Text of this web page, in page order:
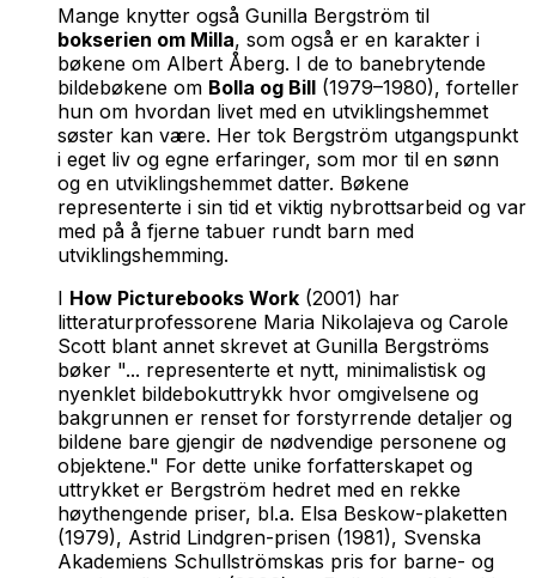
Mange knytter også Gunilla Bergström til
bokserien om Milla, som også er en karakter i
bøkene om Albert Åberg. I de to banebrytende
bildebøkene om Bolla og Bill (1979–1980), forteller
hun om hvordan livet med en utviklingshemmet
søster kan være. Her tok Bergström utgangspunkt
i eget liv og egne erfaringer, som mor til en sønn
og en utviklingshemmet datter. Bøkene
representerte i sin tid et viktig nybrottsarbeid og var
med på å fjerne tabuer rundt barn med
utviklingshemming.
I How Picturebooks Work (2001) har
litteraturprofessorene Maria Nikolajeva og Carole
Scott blant annet skrevet at Gunilla Bergströms
bøker "... representerte et nytt, minimalistisk og
nyenklet bildebokuttrykk hvor omgivelsene og
bakgrunnen er renset for forstyrrende detaljer og
bildene bare gjengir de nødvendige personene og
objektene." For dette unike forfatterskapet og
uttrykket er Bergström hedret med en rekke
høythengende priser, bl.a. Elsa Beskow-plaketten
(1979), Astrid Lindgren-prisen (1981), Svenska
Akademiens Schullströmskas pris for barne- og